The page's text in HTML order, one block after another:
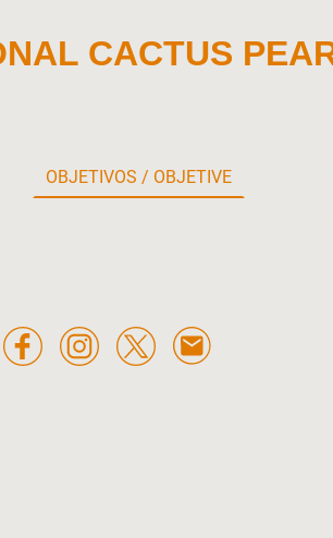
CACTUS
OBJETIVOS / OBJETIVE